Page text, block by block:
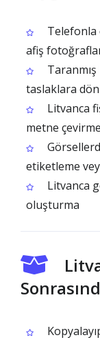
Telefonla
afiş
taslaklara
Litvanca
metne çevirme
etiketleme
Litvanca
oluşturma